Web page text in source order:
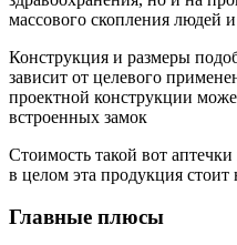
массового скопления людей
Конструкция и размеры
зависит от целевого
проектной конструкции
встроенных замок
Стоимость такой вот
в целом эта продукция стоит
Главные плюсы